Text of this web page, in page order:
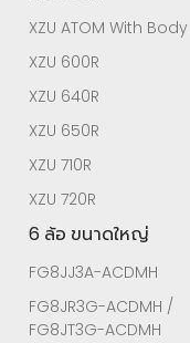
XZU ATOM With Body
XZU 600R
XZU 640R
XZU 650R
XZU 710R
XZU 720R
6 ล้อ ขนาดใหญ่
FG8JJ3A-ACDMH
FG8JR3G-ACDMH /
FG8JT3G-ACDMH